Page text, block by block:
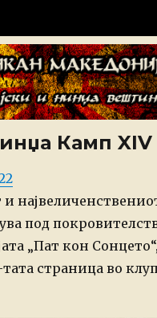
Камп XIV
и
под
„Пат кон
страница во